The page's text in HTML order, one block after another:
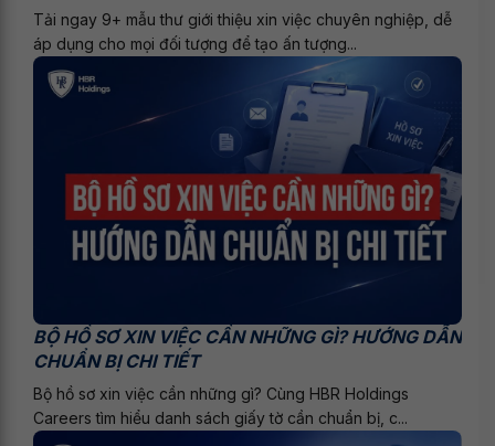
Tải ngay 9+ mẫu thư giới thiệu xin việc chuyên nghiệp, dễ
áp dụng cho mọi đối tượng để tạo ấn tượng...
BỘ HỒ SƠ XIN VIỆC CẦN NHỮNG GÌ? HƯỚNG DẪN
CHUẨN BỊ CHI TIẾT
Bộ hồ sơ xin việc cần những gì? Cùng HBR Holdings
Careers tìm hiểu danh sách giấy tờ cần chuẩn bị, c...